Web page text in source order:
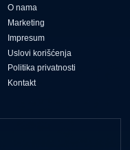
O nama
Marketing
Impresum
Uslovi korišćenja
Politika privatnosti
Kontakt